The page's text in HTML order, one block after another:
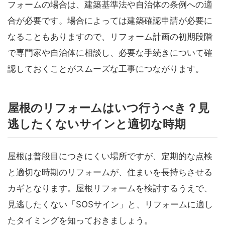
フォームの場合は、建築基準法や自治体の条例への適
合が必要です。場合によっては建築確認申請が必要に
なることもありますので、リフォーム計画の初期段階
で専門家や自治体に相談し、必要な手続きについて確
認しておくことがスムーズな工事につながります。
屋根のリフォームはいつ行うべき？見
逃したくないサインと適切な時期
屋根は普段目につきにくい場所ですが、定期的な点検
と適切な時期のリフォームが、住まいを長持ちさせる
カギとなります。屋根リフォームを検討するうえで、
見逃したくない「SOSサイン」と、リフォームに適し
たタイミングを知っておきましょう。